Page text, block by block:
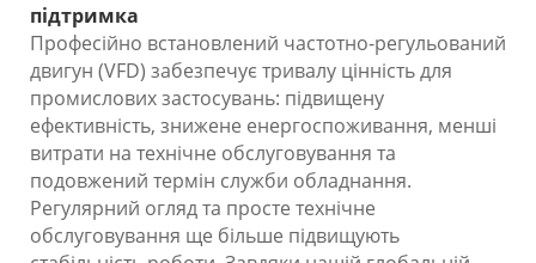
підтримка
Професійно встановлений частотно-регульований
двигун (VFD) забезпечує тривалу цінність для
промислових застосувань: підвищену
ефективність, знижене енергоспоживання, менші
витрати на технічне обслуговування та
подовжений термін служби обладнання.
Регулярний огляд та просте технічне
обслуговування ще більше підвищують